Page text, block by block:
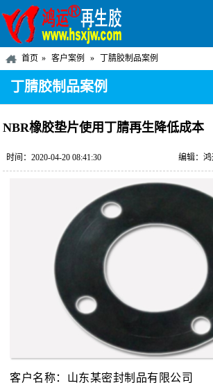
首页 客户案例 丁腈胶制品案例
丁腈胶制品案例
NBR橡胶垫片使用丁腈再生降低成本
时间：2020-04-20 08:41:30 编辑：
客户名称：山东某密封制品有限公司